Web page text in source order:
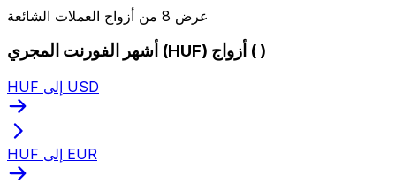
عرض 8 من أزواج العملات الشائعة
أشهر الفورنت المجري (HUF) أزواج ( )
HUF إلى USD
HUF إلى EUR